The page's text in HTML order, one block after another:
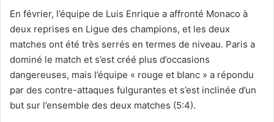
En février, l’équipe de Luis Enrique a affronté Monaco à
deux reprises en Ligue des champions, et les deux
matches ont été très serrés en termes de niveau. Paris a
dominé le match et s’est créé plus d’occasions
dangereuses, mais l’équipe « rouge et blanc » a répondu
par des contre-attaques fulgurantes et s’est inclinée d’un
but sur l’ensemble des deux matches (5:4).